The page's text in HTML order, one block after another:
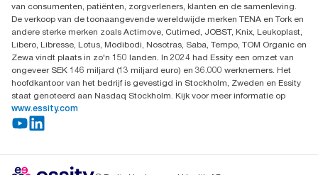
van consumenten, patiënten, zorgverleners, klanten en de samenleving.
De verkoop van de toonaangevende wereldwijde merken TENA en Tork en
andere sterke merken zoals Actimove, Cutimed, JOBST, Knix, Leukoplast,
Libero, Libresse, Lotus, Modibodi, Nosotras, Saba, Tempo, TOM Organic en
Zewa vindt plaats in zo'n 150 landen. In 2024 had Essity een omzet van
ongeveer SEK 146 miljard (13 miljard euro) en 36.000 werknemers. Het
hoofdkantoor van het bedrijf is gevestigd in Stockholm, Zweden en Essity
staat genoteerd aan Nasdaq Stockholm. Kijk voor meer informatie op
www.essity.com